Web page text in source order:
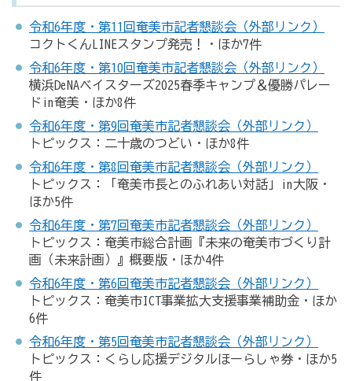
令和6年度・第11回奄美市記者懇談会（外部リンク）
コクトくんLINEスタンプ発売！・ほか7件
令和6年度・第10回奄美市記者懇談会（外部リンク）
横浜DeNAベイスターズ2025春季キャンプ＆優勝パレー
ドin奄美・ほか8件
令和6年度・第9回奄美市記者懇談会（外部リンク）
トピックス：二十歳のつどい・ほか8件
令和6年度・第8回奄美市記者懇談会（外部リンク）
トピックス：「奄美市長とのふれあい対話」in大阪・
ほか5件
令和6年度・第7回奄美市記者懇談会（外部リンク）
トピックス：奄美市総合計画『未来の奄美市づくり計
画（未来計画）』概要版・ほか4件
令和6年度・第6回奄美市記者懇談会（外部リンク）
トピックス：奄美市ICT事業拡大支援事業補助金・ほか
6件
令和6年度・第5回奄美市記者懇談会（外部リンク）
トピックス：くらし応援デジタルほーらしゃ券・ほか5
件